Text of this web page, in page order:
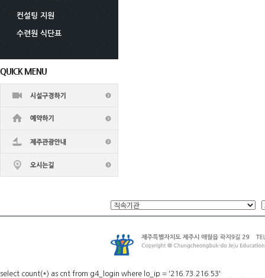
컨설팅 지원
수련원 식단표
select count(*) as cnt from g4_login where lo_ip = '216.73.216.53'